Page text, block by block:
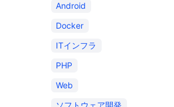
Android
Docker
ITインフラ
PHP
Web
ソフトウェア開発